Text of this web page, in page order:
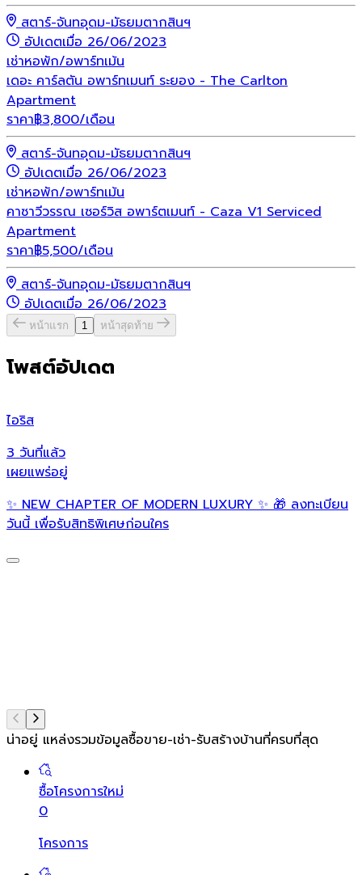
สตาร์-จันทอุดม-มัธยมตากสินฯ
อัปเดตเมื่อ 26/06/2023
เช่าหอพัก/อพาร์ทเม้น
เดอะ คาร์ลตัน อพาร์ทเมนท์ ระยอง - The Carlton
Apartment
ราคา฿3,800/เดือน
สตาร์-จันทอุดม-มัธยมตากสินฯ
อัปเดตเมื่อ 26/06/2023
เช่าหอพัก/อพาร์ทเม้น
คาซาวีวรรณ เซอร์วิส อพาร์ตเมนท์ - Caza V1 Serviced
Apartment
ราคา฿5,500/เดือน
สตาร์-จันทอุดม-มัธยมตากสินฯ
อัปเดตเมื่อ 26/06/2023
หน้าแรก 1 หน้าสุดท้าย
โพสต์อัปเดต
ไอริส
3 วันที่แล้ว
เผยแพร่อยู่
✨ NEW CHAPTER OF MODERN LUXURY ✨ 🎁 ลงทะเบียน
วันนี้ เพื่อรับสิทธิพิเศษก่อนใคร
น่าอยู่ แหล่งรวมข้อมูลซื้อขาย-เช่า-รับสร้างบ้านที่ครบที่สุด
ซื้อโครงการใหม่
0
โครงการ